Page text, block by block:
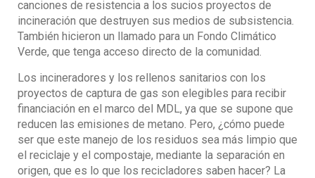
canciones de resistencia a los sucios proyectos de
incineración que destruyen sus medios de subsistencia.
También hicieron un llamado para un Fondo Climático
Verde, que tenga acceso directo de la comunidad.
Los incineradores y los rellenos sanitarios con los
proyectos de captura de gas son elegibles para recibir
financiación en el marco del MDL, ya que se supone que
reducen las emisiones de metano. Pero, ¿cómo puede
ser que este manejo de los residuos sea más limpio que
el reciclaje y el compostaje, mediante la separación en
origen, que es lo que los recicladores saben hacer? La